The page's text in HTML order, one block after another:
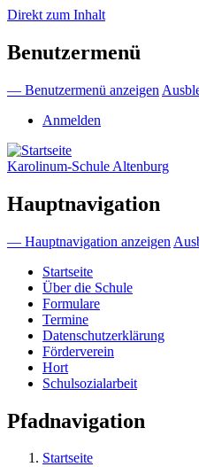
Direkt zum Inhalt
Benutzermenü
— Benutzermenü anzeigen
Anmelden
Karolinum-Schule Altenburg
Hauptnavigation
— Hauptnavigation anzeigen
Startseite
Über die Schule
Formulare
Termine
Datenschutzerklärung
Förderverein
Hort
Schulsozialarbeit
Pfadnavigation
Startseite